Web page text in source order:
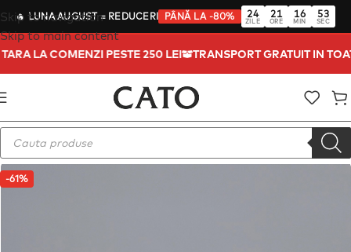
🔥 LUNA AUGUST= REDUCERI PÂNĂ LA -80% 24
ZILE
21
ORE
16
MIN
52
SEC
Skip to navigation
Skip to main content
TARA LA COMENZI PESTE 250 LEI TRANSPORT GRATUIT IN
-61%